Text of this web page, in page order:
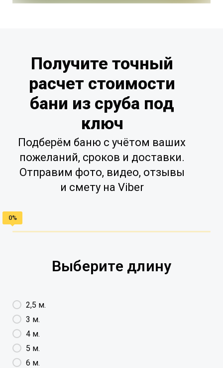
Подберём баню с учётом ваших
пожеланий, сроков и доставки.
Отправим фото, видео, отзывы
и смету на Viber
Получите точный
расчет стоимости
бани из сруба под
ключ
Выберите длину
2,5 м.
3 м.
4 м.
5 м.
6 м.